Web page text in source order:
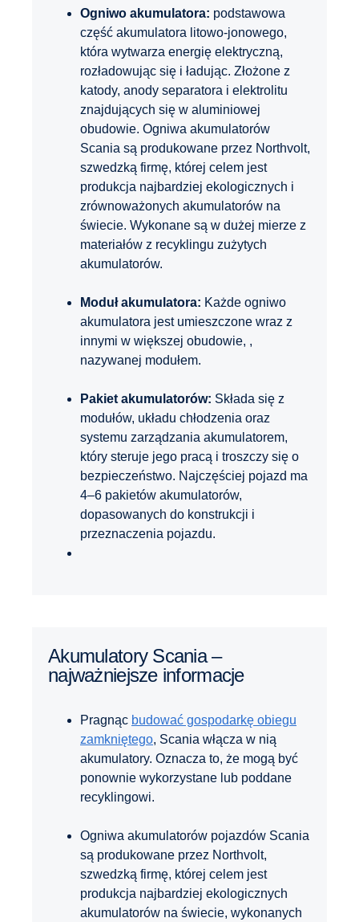
Ogniwo akumulatora: podstawowa
część akumulatora litowo-jonowego,
która wytwarza energię elektryczną,
rozładowując się i ładując. Złożone z
katody, anody separatora i elektrolitu
znajdujących się w aluminiowej
obudowie. Ogniwa akumulatorów
Scania są produkowane przez Northvolt,
szwedzką firmę, której celem jest
produkcja najbardziej ekologicznych i
zrównoważonych akumulatorów na
świecie. Wykonane są w dużej mierze z
materiałów z recyklingu zużytych
akumulatorów.
Moduł akumulatora: Każde ogniwo
akumulatora jest umieszczone wraz z
innymi w większej obudowie, ,
nazywanej modułem.
Pakiet akumulatorów: Składa się z
modułów, układu chłodzenia oraz
systemu zarządzania akumulatorem,
który steruje jego pracą i troszczy się o
bezpieczeństwo. Najczęściej pojazd ma
4–6 pakietów akumulatorów,
dopasowanych do konstrukcji i
przeznaczenia pojazdu.
Akumulatory Scania –
najważniejsze informacje
Pragnąc budować gospodarkę obiegu
zamkniętego, Scania włącza w nią
akumulatory. Oznacza to, że mogą być
ponownie wykorzystane lub poddane
recyklingowi.
Ogniwa akumulatorów pojazdów Scania
są produkowane przez Northvolt,
szwedzką firmę, której celem jest
produkcja najbardziej ekologicznych
akumulatorów na świecie, wykonanych